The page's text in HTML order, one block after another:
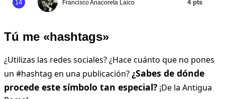
Tú me «hashtags»
¿Utilizas las redes sociales? ¿Hace cuánto que no pones
un #hashtag en una publicación? ¿Sabes de dónde
procede este símbolo tan especial? ¡De la Antigua
14 Francisco Anacoreta Laico 4 pts